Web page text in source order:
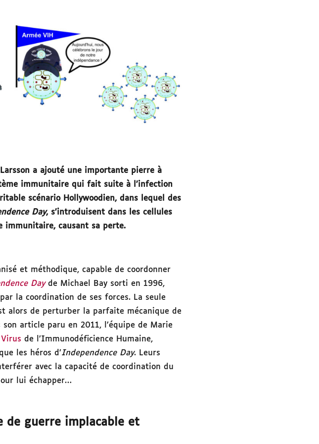
a ajouté une importante pierre à
immunitaire qui fait suite à l’infection
scénario Hollywoodien, dans lequel des
Day, s’introduisent dans les cellules
immunitaire, causant sa perte.
et méthodique, capable de coordonner
Dayde Michael Bay sorti en 1996,
la coordination de ses forces. La seule
alors de perturber la parfaite mécanique de
son article paru en 2011, l’équipe de Marie
Virus de l’Immunodéficience Humaine,
les héros d’Independence Day. Leurs
avec la capacité de coordination du
lui échapper…
de guerre implacable et